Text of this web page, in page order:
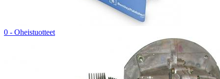
0 - Oheistuotteet